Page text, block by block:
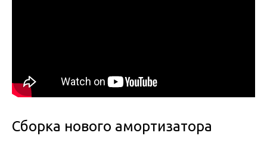
Сборка нового амортизатора